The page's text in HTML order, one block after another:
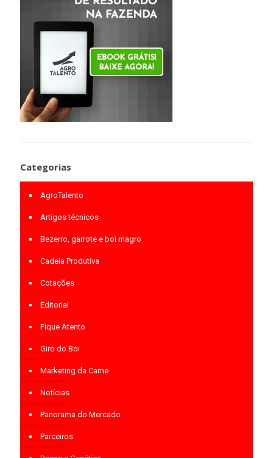
Categorias
AgroTalento
Artigos técnicos
Bezerro, garrote e boi magro
Cadeia Produtiva
Cotações
Editorial
Fique Atento
Giro do Boi
Marketing da Carne
Notícias
Panorama do Mercado
Parceiros